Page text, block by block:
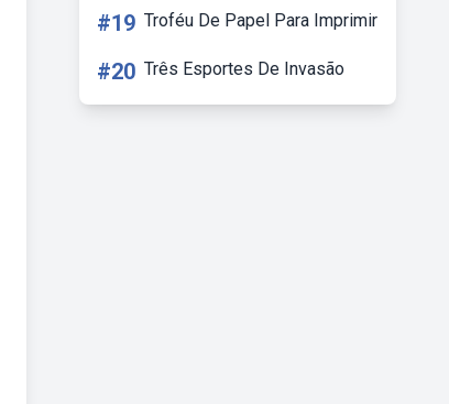
#19 Troféu De Papel Para Imprimir
#20 Três Esportes De Invasão